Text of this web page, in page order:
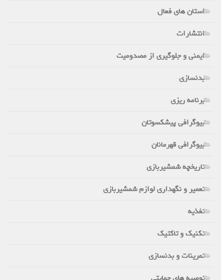
استان های فعال
انتشارات
ایمنی و جلوگیری از مصدومیت
بدنسازی
برنامه ریزی
بیوگرافی پیشکسوتان
بیوگرافی قهرمانان
تاریخچه شمشیربازی
تعمیر و نگهداری لوازم شمشیربازی
تغذیه
تکنیک و تاکتیک
تمرینات و بدنسازی